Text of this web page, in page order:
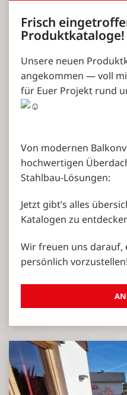
Frisch
Produktkataloge!
Unsere neuen
angekommen — voll
für Euer Projekt rund
Von modernen
hochwertigen
Stahlbau-Lösungen:
Jetzt gibt’s alles
Katalogen zu
Wir freuen uns darauf,
persönlich vorzustellen!